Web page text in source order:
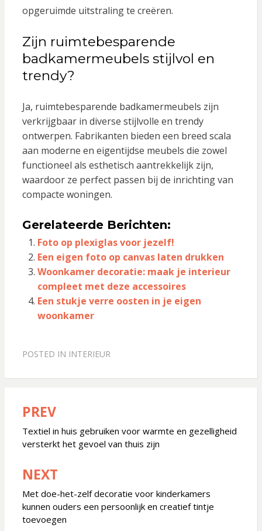
opgeruimde uitstraling te creëren.
Zijn ruimtebesparende
badkamermeubels stijlvol en
trendy?
Ja, ruimtebesparende badkamermeubels zijn
verkrijgbaar in diverse stijlvolle en trendy
ontwerpen. Fabrikanten bieden een breed scala
aan moderne en eigentijdse meubels die zowel
functioneel als esthetisch aantrekkelijk zijn,
waardoor ze perfect passen bij de inrichting van
compacte woningen.
Gerelateerde Berichten:
Foto op plexiglas voor jezelf!
Een eigen foto op canvas laten drukken
Woonkamer decoratie: maak je interieur
compleet met deze accessoires
Een stukje verre oosten in je eigen
woonkamer
POSTED IN INTERIEUR
Bericht
navigatie
PREV
Textiel in huis gebruiken voor warmte en gezelligheid
versterkt het gevoel van thuis zijn
NEXT
Met doe-het-zelf decoratie voor kinderkamers
kunnen ouders een persoonlijk en creatief tintje
toevoegen